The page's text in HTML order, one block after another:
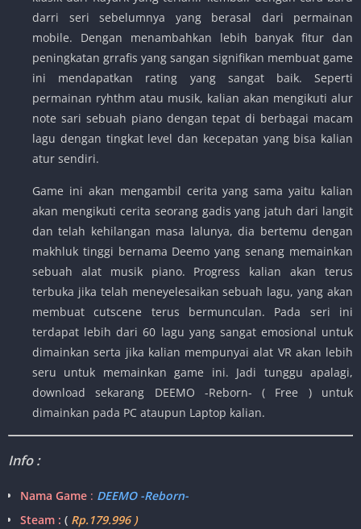
darri seri sebelumnya yang berasal dari permainan
mobile. Dengan menambahkan lebih banyak fitur dan
peningkatan grrafis yang sangan signifikan membuat game
ini mendapatkan rating yang sangat baik. Seperti
permainan ryhthm atau musik, kalian akan mengikuti alur
note sari sebuah piano dengan tepat di berbagai macam
lagu dengan tingkat level dan kecepatan yang bisa kalian
atur sendiri.
Game ini akan mengambil cerita yang sama yaitu kalian
akan mengikuti cerita seorang gadis yang jatuh dari langit
dan telah kehilangan masa lalunya, dia bertemu dengan
makhluk tinggi bernama Deemo yang senang memainkan
sebuah alat musik piano. Progress kalian akan terus
terbuka jika telah meneyelesaikan sebuah lagu, yang akan
membuat cutscene terus bermunculan. Pada seri ini
terdapat lebih dari 60 lagu yang sangat emosional untuk
dimainkan serta jika kalian mempunyai alat VR akan lebih
seru untuk memainkan game ini. Jadi tunggu apalagi,
download sekarang DEEMO -Reborn- ( Free ) untuk
dimainkan pada PC ataupun Laptop kalian.
Info :
Nama Game : DEEMO -Reborn-
Steam : ( Rp.179.996 )